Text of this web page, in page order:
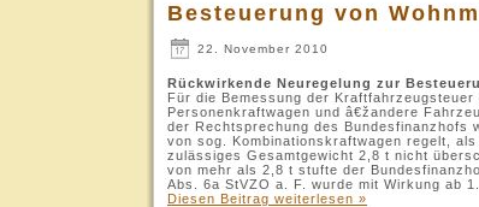
Besteuerung von
22. November 2010
Rückwirkende Neuregelung zur
Für die Bemessung der
Personenkraftwagen und â€žandere
der Rechtsprechung des Bundesfinanzhofs
von sog. Kombinationskraftwagen regelt,
zulässiges Gesamtgewicht 2,8 t nicht
von mehr als 2,8 t stufte der
Abs. 6a StVZO a. F. wurde mit Wirkung ab 1.
Diesen Beitrag weiterlesen »